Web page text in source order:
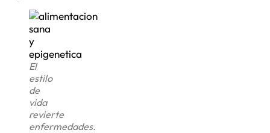
El
estilo
de
vida
revierte
enfermedades.